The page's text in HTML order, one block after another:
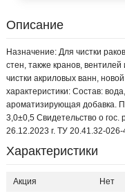
Описание
Назначение: Для чистки
стен, также кранов,
чистки акриловых ванн,
характеристики: Состав:
ароматизирующая добавка.
3,0±0,5 Свидетельство о
26.12.2023 г. ТУ 20.41.32-
Характеристики
Акция Нет